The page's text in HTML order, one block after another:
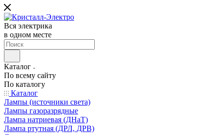
Вся электрика
в одном месте
Каталог
По всему сайту
По каталогу
Каталог
Лампы (источники света)
Лампы газоразрядные
Лампа натриевая (ДНаТ)
Лампа ртутная (ДРЛ, ДРВ)